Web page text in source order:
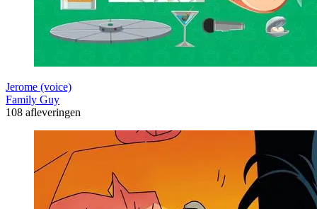
Jerome (voice)
Family Guy
108 afleveringen